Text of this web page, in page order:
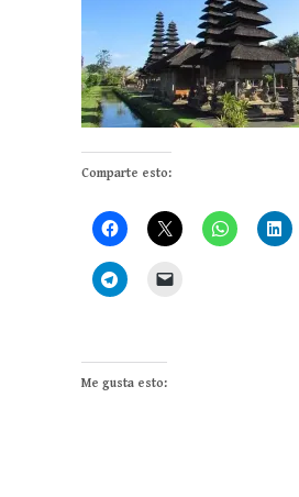
Comparte esto:
Me gusta esto: